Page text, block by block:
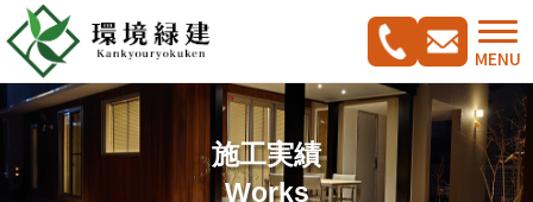
MENU
施工実績
Works